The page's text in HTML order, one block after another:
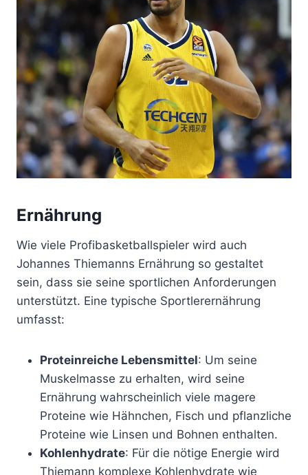
Ernährung
Wie viele Profibasketballspieler wird auch
Johannes Thiemanns Ernährung so gestaltet
sein, dass sie seine sportlichen Anforderungen
unterstützt. Eine typische Sportlerernährung
umfasst:
Proteinreiche Lebensmittel: Um seine
Muskelmasse zu erhalten, wird seine
Ernährung wahrscheinlich viele magere
Proteine wie Hähnchen, Fisch und pflanzliche
Proteine wie Linsen und Bohnen enthalten.
Kohlenhydrate: Für die nötige Energie wird
Thiemann komplexe Kohlenhydrate wie